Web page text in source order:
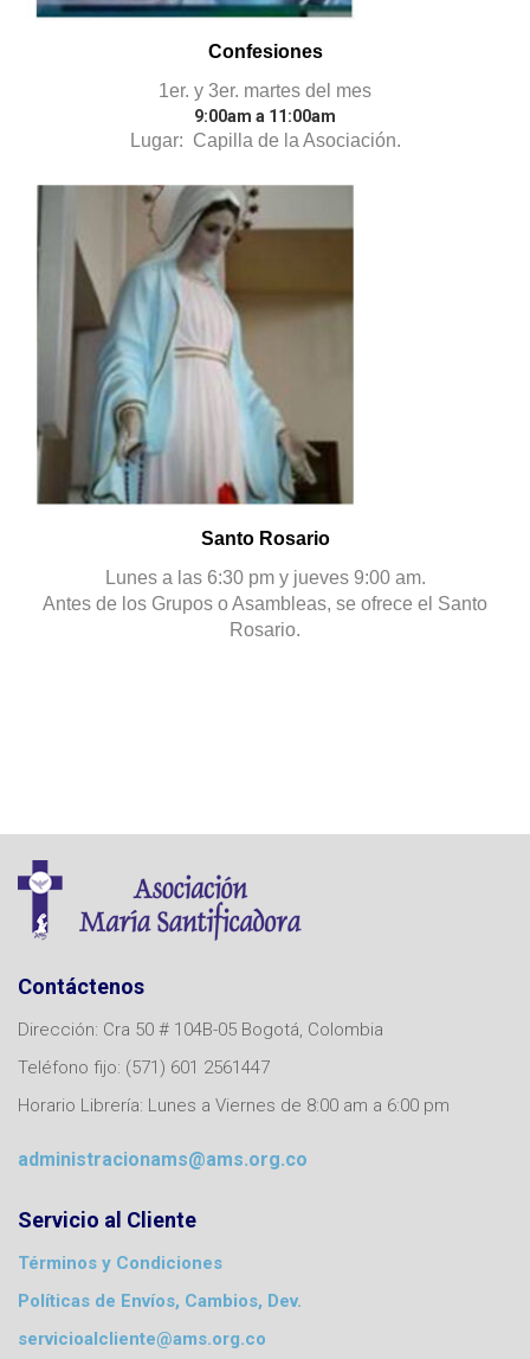
Confesiones
1er. y 3er. martes del mes
9:00am a 11:00am
Lugar: Capilla de la Asociación.
Santo Rosario
Lunes a las 6:30 pm y jueves 9:00 am.
Antes de los Grupos o Asambleas, se ofrece el Santo
Rosario.
Contáctenos
Dirección: Cra 50 # 104B-05 Bogotá, Colombia
Teléfono fijo: (571) 601 2561447
Horario Librería: Lunes a Viernes de 8:00 am a 6:00 pm
administracionams@ams.org.co
Servicio al Cliente
Términos y Condiciones
Políticas de Envíos, Cambios, Dev.
servicioalcliente@ams.org.co